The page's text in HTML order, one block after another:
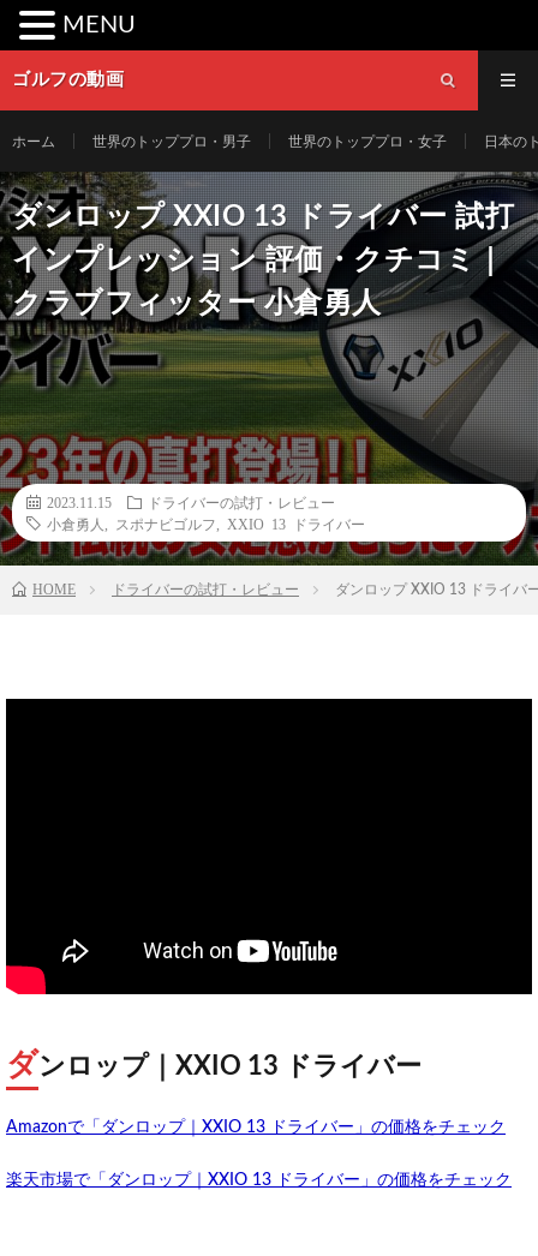
ゴルフの動画
ホーム 世界のトッププロ・男子 世界のトッププロ・女子 日本の
ダンロップ XXIO 13 ドライバー 試打
インプレッション 評価・クチコミ｜
クラブフィッター 小倉勇人
2023.11.15
ドライバーの試打・レビュー
小倉勇人
スポナビゴルフ XXIO 13 ドライバー
HOME ドライバーの試打・レビュー ダンロップ XXIO 13 ドライバ
ダンロップ｜XXIO 13 ドライバー
Amazonで「ダンロップ｜XXIO 13 ドライバー」の価格をチェック
楽天市場で「ダンロップ｜XXIO 13 ドライバー」の価格をチェック
MENU